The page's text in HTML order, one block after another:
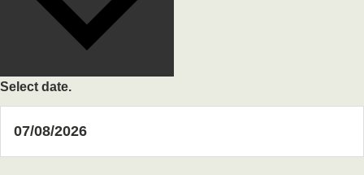
Select date.